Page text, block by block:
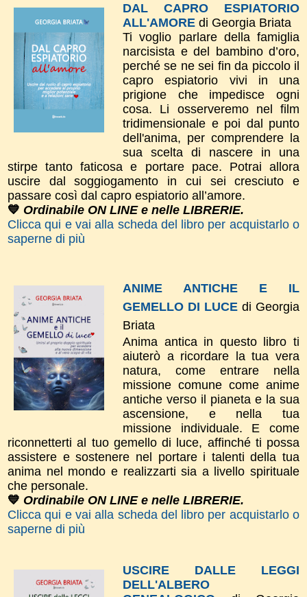
DAL CAPRO ESPIATORIO
ALL'AMORE di Georgia Briata
Ti voglio parlare della famiglia
narcisista e del bambino d’oro,
perché se ne sei fin da piccolo il
capro espiatorio vivi in una
prigione che impedisce ogni
cosa. Li osserveremo nel film
tridimensionale e poi dal punto
dell'anima, per comprendere la
sua scelta di nascere in una
stirpe tanto faticosa e portare pace. Potrai allora
uscire dal soggiogamento in cui sei cresciuto e
passare così dal capro espiatorio all’amore.
💙 Ordinabile ON LINE e nelle LIBRERIE.
Clicca qui e vai alla scheda del libro per acquistarlo o
saperne di più
ANIME ANTICHE E IL
GEMELLO DI LUCE di Georgia
Briata
Anima antica in questo libro ti
aiuterò a ricordare la tua vera
natura, come entrare nella
missione comune come anime
antiche verso il pianeta e la sua
ascensione, e nella tua
missione individuale. E come
riconnetterti al tuo gemello di luce, affinché ti possa
assistere e sostenere nel portare i talenti della tua
anima nel mondo e realizzarti sia a livello spirituale
che personale.
💙 Ordinabile ON LINE e nelle LIBRERIE.
Clicca qui e vai alla scheda del libro per acquistarlo o
saperne di più
USCIRE DALLE LEGGI
DELL'ALBERO